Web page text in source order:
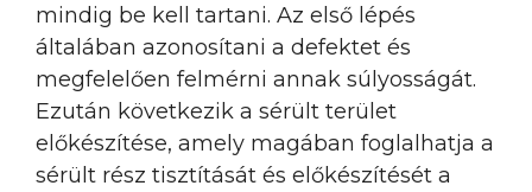
mindig be kell tartani. Az első lépés
általában azonosítani a defektet és
megfelelően felmérni annak súlyosságát.
Ezután következik a sérült terület
előkészítése, amely magában foglalhatja a
sérült rész tisztítását és előkészítését a